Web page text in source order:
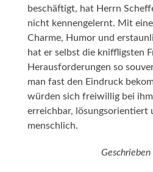
beschäftigt, hat Herrn
nicht kennengelernt. Mit
Charme, Humor und
hat er selbst die kniffligsten
Herausforderungen so
man fast den Eindruck
würden sich freiwillig bei
erreichbar, lösungsorientiert
menschlich.
Geschrieben